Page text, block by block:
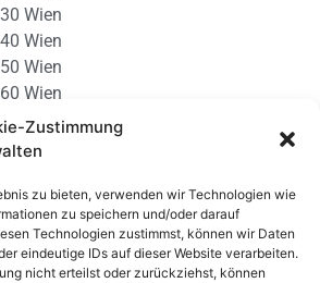
Zustimmung
zu bieten, verwenden wir Technologien wie
zu speichern und/oder darauf
Technologien zustimmst, können wir Daten
eindeutige IDs auf dieser Website verarbeiten.
nicht erteilst oder zurückziehst, können
Wien
Wien
Wien
Wien
Wien
Wien
Wien
Wien
Wien